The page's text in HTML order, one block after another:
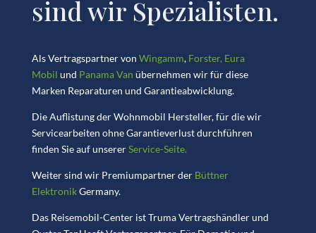
sind wir Spezialisten.
Als Vertragspartner von Wingamm, Forster, Eura
Mobil und Panama Van übernehmen wir für diese
Marken Reparaturen und Garantieabwicklung.
Die Auflistung der Wohnmobil Hersteller, für die wir
Servicearbeiten ohne Garantieverlust durchführen
finden Sie auf unsererService-Seite.
Weiter sind wir Premiumpartner der Büttner
ElektronikGermany.
Das Reisemobil-Center ist Truma Vertragshändler und